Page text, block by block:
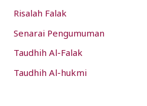
Risalah Falak
Senarai Pengumuman
Taudhih Al-Falak
Taudhih Al-hukmi